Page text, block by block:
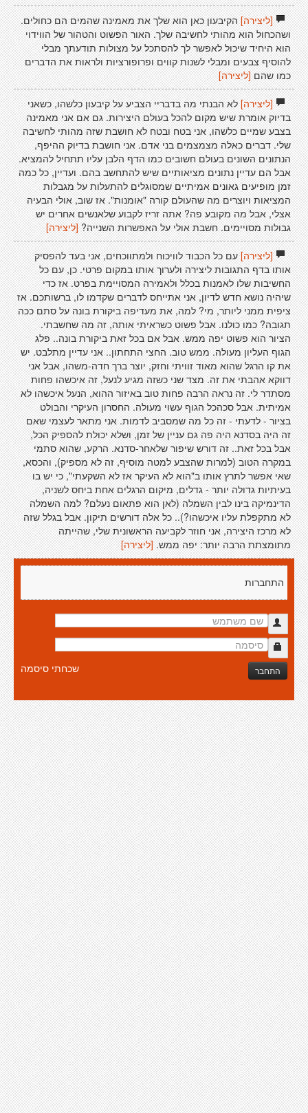
[ליצירה]הקיבעון כאן הוא שלך את מאמינה שהמים הם כחולים.
ושהכחול הוא מהותי לחשיבה שלך. האור הפשוט והטהור של הווידוי
הוא היחיד שיכול לאפשר לך להסתכל על מצולות תודעתך מבלי
להוסיף צבעים ומבלי לשנות קווים ופרופורציות ולראות את הדברים
כמו שהם [ליצירה]
[ליצירה]לא הבנתי מה בדבריי הצביע על קיבעון כלשהו, כשאני
בדיוק אומרת שיש מקום להכל בעולם היצירות. גם אם אני מאמינה
בצבע שמיים כלשהו, אני בטח ובטח לא חושבת שזה מהותי לחשיבה
שלי. דברים כאלה מצמצמים בני אדם. אני חושבת בדיוק ההיפף,
הנתונים השונים בעולם חשובים כמו הדף הלבן עליו תתחיל להמציא.
אבל הם עדיין נתונים מציאותיים שיש להתחשב בהם. ועדיין, כל כמה
זמן מופיעים גאונים אמיתיים שמסוגלים להתעלות על מגבלות
המציאות ויוצרים מה שהעולם קורה "אומנות". אז שוב, אולי הבעיה
אצלי, אבל מה מקובע פה? אתה זריז לקבוע שלאנשים אחרים יש
גבולות מסויימים. חשבת אולי על האפשרות השנייה?[ליצירה]
[ליצירה]עם כל הכבוד לוויכוח ולמתווכחים, אני בעד להפסיק
אותו בדף התגובות ליצירה ולערוך אותו במקום פרטי. כן, עם כל
החשיבות שלו לאמנות בכלל ולאמירה המסויימת בפרט. אז כדי
שיהיה נושא חדש לדיון, אני אתייחס לדברים שקדמו לו, ברשותכם. אז
ציפית ממני ליותר, מי? למה, את מעדיפה ביקורת בונה על סתם ככה
תגובה? כמו כולנו. אבל פשוט כשראיתי אותה, זה מה שחשבתי.
הציור הוא פשוט יפה ממש. אבל אם בכל זאת ביקורת בונה.. פלג
הגוף העליון מעולה. ממש טוב. החצי התחתון.. אני עדיין מתלבט. יש
את קו הרגל שהוא מאוד זוויתי וחזק, יוצר ברך חדה-משהו, אבל אני
דווקא אהבתי את זה. מצד שני כשזה מגיע לנעל, זה איכשהו פחות
מסתדר לי. זה נראה הרבה פחות טוב באיזור ההוא, הנעל איכשהו לא
אמיתית. אבל סכהכל הגוף עשוי מעולה. החסרון העיקרי והבולט
בציור - לדעתי - זה כל מה שמסביב לדמות. אני מתאר לעצמי שאם
זה היה בסדנא היה פה גם עניין של זמן, ושלא יכולת להספיק הכל,
אבל בכל זאת.. זה דורש שיפור שלאחר-סדנא. הרקע, שהוא סתמי
במקרה הטוב (למרות שהצבע למטה מוסיף, זה לא מספיק), והכסא,
שאי אפשר לתרץ אותו ב"הוא לא העיקר אז לא השקעתי", כי יש בו
בעיתיות גדולה יותר - גדלים, מיקום הרגלים אחת ביחס לשניה,
הדינמיקה בינו לבין השמלה (לאן הוא פתאום נעלם? למה השמלה
לא מתקפלת עליו איכשהו?).. כל אלה דורשים תיקון. אבל בגלל שזה
לא מרכז היצירה, אני חוזר לקביעה הראשונית שלי, שהייתה
מתומצתת הרבה יותר: יפה ממש. [ליצירה]
התחברות
התחבר שכחתי סיסמה